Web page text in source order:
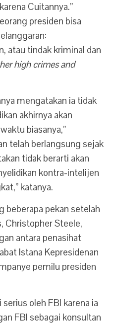
Cuitannya.”
presiden bisa
atau tindak kriminal dan
high crimes and
mengatakan ia tidak
akhirnya akan
biasanya,”
telah berlangsung sejak
tidak berarti akan
kontra-intelijen
katanya.
beberapa pekan setelah
Christopher Steele,
antara penasihat
Istana Kepresidenan
pemilu presiden
oleh FBI karena ia
FBI sebagai konsultan